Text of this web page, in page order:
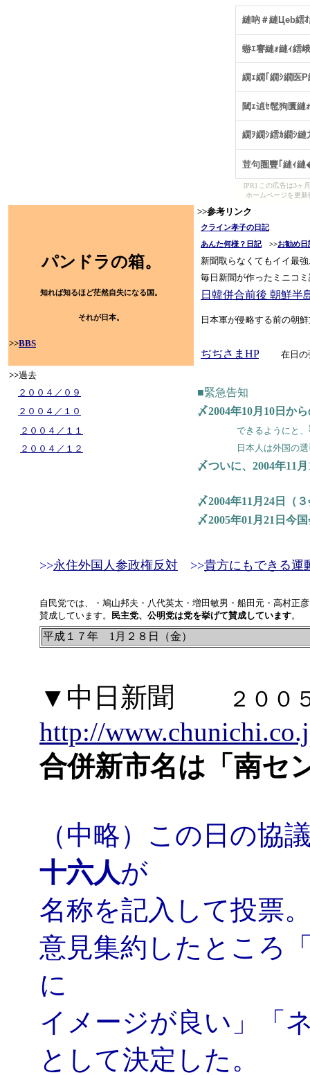
[PR] この広告は3ヶ
ホームページを更
パンドラの箱。
知れば知るほど茫然自失になる国。
それが日本。
>>BBS
>>参考リンク
クライン孝子の日記
あんた何様？日記>>お勧め日
新聞取らなくてもイイ最
毎日新聞が作ったミニコミ
日韓併合前後 朝鮮半
日本軍が侵略する前の朝
ぢぢさまHP
在日
>>過去
２００４／０９
■緊急告知
２００４／１０ 〆2004年10月10日か
２００４／１１ できるようにと、
２００４／１２ 日本人は外国の選挙に
〆ついに、2004年11
〆2004年11月24日（
〆2005年01月21日今
>>永住外国人参政権反対 >>貴方にもできる運
自民党では、・鳩山邦夫・八代英太・増田敏男・船田元・高村正
賛成しています。
民主党、公明党は党を挙げて賛成しています。
平成１７年 1月２８日（金）
▼中日新聞 ２００
http://
合併新市名は「南セ
（中略）この日の協
十六人が
名称を記入して投票
意見集約したところ
に
イメージが良い」「
として決定した。